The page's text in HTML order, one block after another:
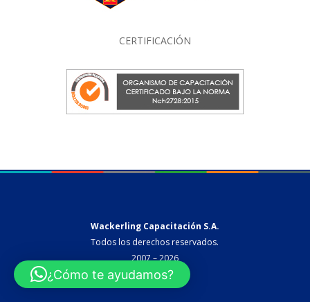
CERTIFICACIÓN
Wackerling Capacitación S.A.
Todos los derechos reservados.
2007 – 2026
¿Cómo te ayudamos?